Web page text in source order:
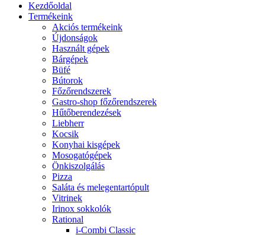
Kezdőoldal
Termékeink
Akciós termékeink
Újdonságok
Használt gépek
Bárgépek
Büfé
Bútorok
Főzőrendszerek
Gastro-shop főzőrendszerek
Hűtőberendezések
Liebherr
Kocsik
Konyhai kisgépek
Mosogatógépek
Önkiszolgálás
Pizza
Saláta és melegentartópult
Vitrinek
Irinox sokkolók
Rational
i-Combi Classic